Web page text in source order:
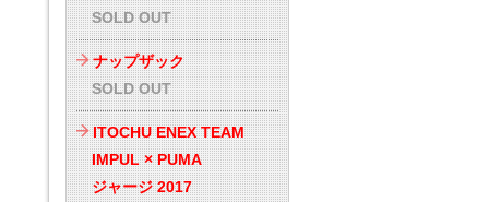
SOLD OUT
ナップザック
SOLD OUT
ITOCHU ENEX TEAM
IMPUL × PUMA
ジャージ 2017